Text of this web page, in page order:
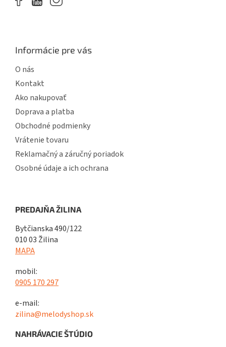
Informácie pre vás
O nás
Kontakt
Ako nakupovať
Doprava a platba
Obchodné podmienky
Vrátenie tovaru
Reklamačný a záručný poriadok
Osobné údaje a ich ochrana
PREDAJŇA ŽILINA
Bytčianska 490/122
010 03 Žilina
MAPA
mobil:
0905 170 297
e-mail:
zilina@melodyshop.sk
NAHRÁVACIE ŠTÚDIO